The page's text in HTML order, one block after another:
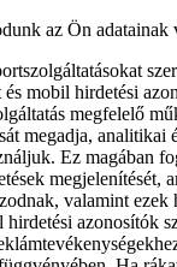
az Ön adatainak
mobil hirdetési
megfelelő
megadja, analitikai
Ez magában
megjelenítését,
valamint ezek
azonosítók